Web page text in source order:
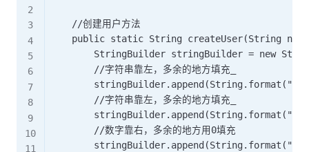
    //创建用户方法
public static String createUser(String
StringBuilder stringBuilder = new
        //字符串靠左，多余的地方填充_
        //字符串靠左，多余的地方填充_
        //数字靠右，多余的地方用0填充